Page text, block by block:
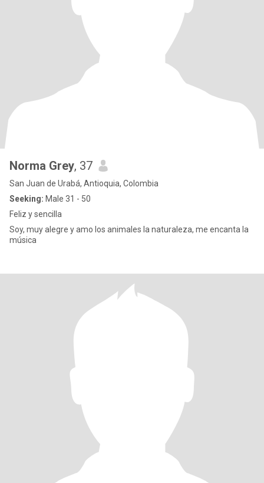
Norma Grey, 37
San Juan de Urabá, Antioquia, Colombia
Seeking: Male 31 - 50
Feliz y sencilla
Soy, muy alegre y amo los animales la naturaleza, me encanta la
música